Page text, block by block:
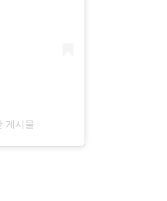
게시물